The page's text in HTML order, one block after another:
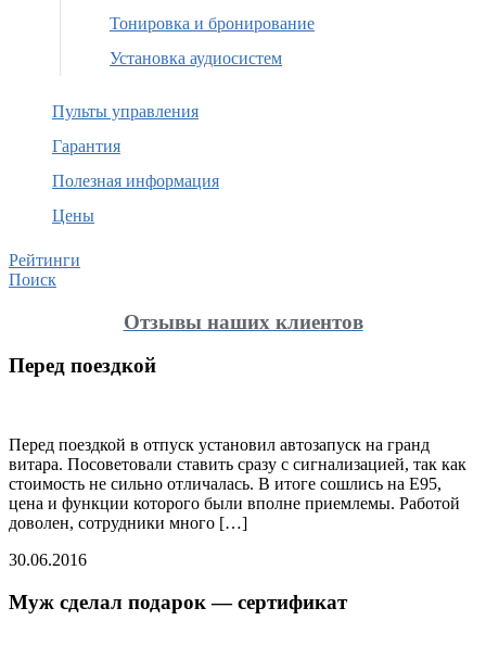
Тонировка и бронирование
Установка аудиосистем
Пульты управления
Гарантия
Полезная информация
Цены
Рейтинги
Поиск
Отзывы наших клиентов
Перед поездкой
Перед поездкой в отпуск установил автозапуск на гранд
витара. Посоветовали ставить сразу с сигнализацией, так как
стоимость не сильно отличалась. В итоге сошлись на Е95,
цена и функции которого были вполне приемлемы. Работой
доволен, сотрудники много […]
30.06.2016
Муж сделал подарок — сертификат